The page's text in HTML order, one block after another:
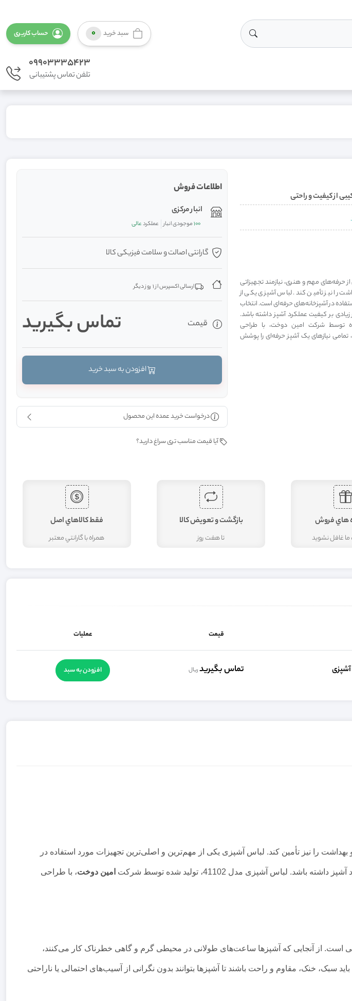
سبد خرید 0 حساب کاربری
09903335423
تلفن تماس پشتیبانی
حرفه‌های مهم و هنری، نیازمند تجهیزاتی
را نیز تأمین کند. لباس آشپزی یکی از
در آشپزخانه‌های حرفه‌ای است. انتخاب
بر کیفیت عملکرد آشپز داشته باشد.
41102، تولید شده توسط شرکت امین دوخت، با طراحی
تمامی نیازهای یک آشپز حرفه‌ای را پوشش
اطلاعات فروش
انبار مرکزی
100موجودی انبار عملکردعالی
گارانتی اصالت و سلامت فیزیکی کالا
ارسالی اکسپرس از 1 روز دیگر
قیمت تماس بگيريد
درخواست خرید عمده این محصول
آیا قیمت مناسب تری سراغ دارید؟
هاي فروش
ما غافل نشويد
بازگشت و تعويض کالا
تا هفت روز
فقط کالاهاي اصل
همراه با گارانتي معتبر
قیمت عملیات
تماس بگيريدریال افزودن به سبد
را نیز تأمین کند. لباس آشپزی یکی از مهم‌ترین و اصلی‌ترین تجهیزات مورد استفاده در
آشپزی مدل 41102، تولید شده توسط شرکت امین دوخت، با طراحی
است. از آنجایی که آشپزها ساعت‌های طولانی در محیطی گرم و گاهی خطرناک کار می‌کنند،
خنک، مقاوم و راحت باشند تا آشپزها بتوانند بدون نگرانی از آسیب‌های احتمالی یا ناراحتی